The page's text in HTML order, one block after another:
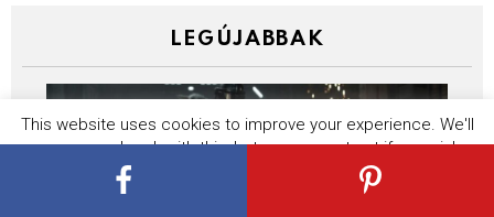
LEGÚJABBAK
A Disney szerint A mandalóri és
This website uses cookies to improve your experience. We'll
assume you're ok with this, but you can opt-out if you wish.